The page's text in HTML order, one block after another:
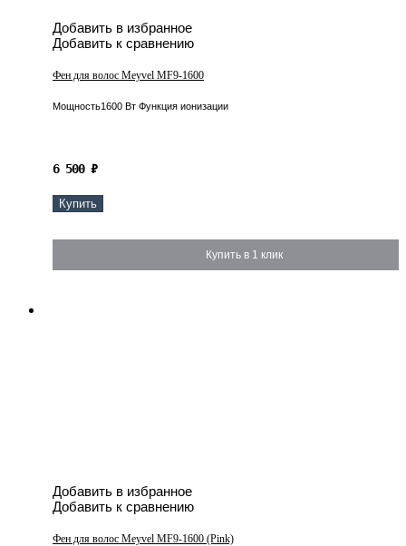
Добавить в избранное
Добавить к сравнению
Фен для волос Meyvel MF9-1600
Мощность1600 Вт Функция ионизации
6 500 ₽
Купить
Купить в 1 клик
Добавить в избранное
Добавить к сравнению
Фен для волос Meyvel MF9-1600 (Pink)